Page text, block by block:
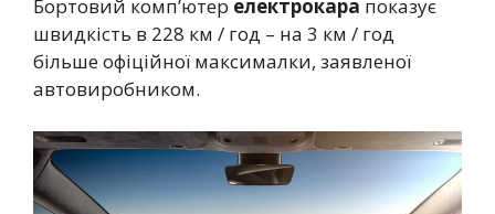
Бортовий комп’ютер електрокара показує
швидкість в 228 км / год – на 3 км / год
більше офіційної максималки, заявленої
автовиробником.